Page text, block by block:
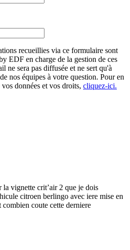
recueillies via ce formulaire sont
EDF en charge de la gestion de ces
ne sera pas diffusée et ne sert qu'à
nos équipes à votre question. Pour en
données et vos droits, cliquez-ici.
la vignette crit’air 2 que je dois
citroen berlingo avec iere mise en
coute cette derniere